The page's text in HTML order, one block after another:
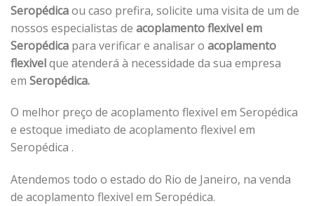
Seropédicaou caso prefira, solicite uma visita de um de
nossos especialistas de acoplamento flexivel em
Seropédica para verificar e analisar o acoplamento
flexivelque atenderá à necessidade da sua empresa
em Seropédica.
O melhor preço de acoplamento flexivel em Seropédica
e estoque imediato de acoplamento flexivel em
Seropédica .
Atendemos todo o estado do Rio de Janeiro, na venda
de acoplamento flexivel em Seropédica.